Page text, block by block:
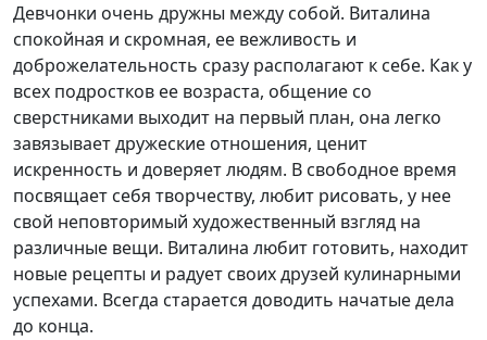
Девчонки очень дружны между собой. Виталина
спокойная и скромная, ее вежливость и
доброжелательность сразу располагают к себе. Как у
всех подростков ее возраста, общение со
сверстниками выходит на первый план, она легко
завязывает дружеские отношения, ценит
искренность и доверяет людям. В свободное время
посвящает себя творчеству, любит рисовать, у нее
свой неповторимый художественный взгляд на
различные вещи. Виталина любит готовить, находит
новые рецепты и радует своих друзей кулинарными
успехами. Всегда старается доводить начатые дела
до конца.